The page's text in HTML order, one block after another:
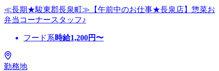
≪長期★駿東郡長泉町≫【午前中のお仕事★長泉店】惣菜お
弁当コーナースタッフ♪
フード系時給1,200円〜
勤務地